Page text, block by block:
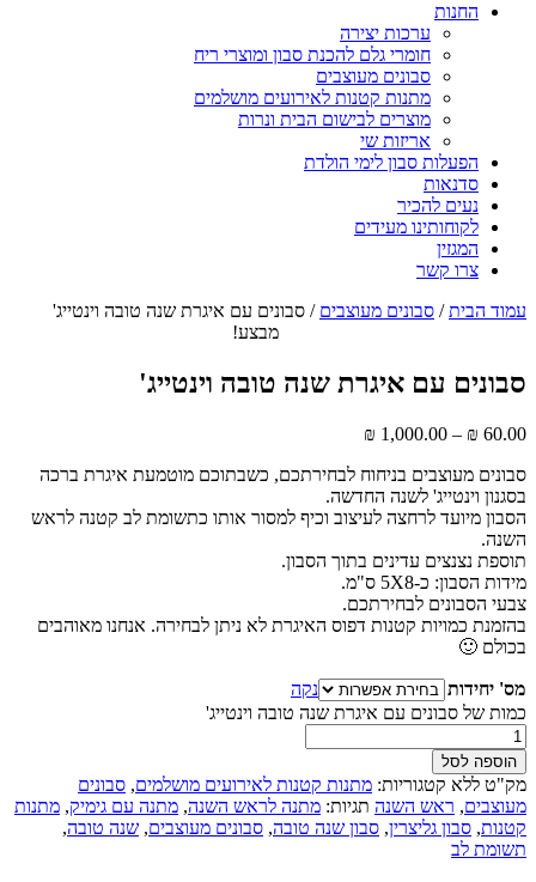
החנות
ערכות יצירה
חומרי גלם להכנת סבון ומוצרי ריח
סבונים מעוצבים
מתנות קטנות לאירועים מושלמים
מוצרים לבישום הבית ונרות
אריזות שי
הפעלות סבון לימי הולדת
סדנאות
נעים להכיר
לקוחותינו מעידים
המגזין
צרו קשר
עמוד הבית/ סבונים מעוצבים / סבונים עם איגרת שנה טובה וינטייג'
מבצע!
סבונים עם איגרת שנה טובה וינטייג'
₪ 60.00
–
₪ 1,000.00
סבונים מעוצבים בניחוח לבחירתכם, כשבתוכם מוטמעת איגרת ברכה
בסגנון וינטייג' לשנה החדשה.
הסבון מיועד לרחצה לעיצוב וכיף למסור אותו כתשומת לב קטנה לראש
השנה.
תוספת נצנצים עדינים בתוך הסבון.
מידות הסבון: כ-5X8 ס"מ.
צבעי הסבונים לבחירתכם.
בהזמנת כמויות קטנות דפוס האיגרת לא ניתן לבחירה. אנחנו מאוהבים
בכולם 🙂
מס' יחידות
נקה
כמות של סבונים עם איגרת שנה טובה וינטייג'
הוספה לסל
מק"ט ללא קטגוריות: מתנות קטנות לאירועים מושלמים, סבונים
מעוצבים, ראש השנה תגיות: מתנה לראש השנה, מתנה עם גימיק, מתנות
קטנות, סבון גליצרין, סבון שנה טובה, סבונים מעוצבים, שנה טובה,
תשומת לב